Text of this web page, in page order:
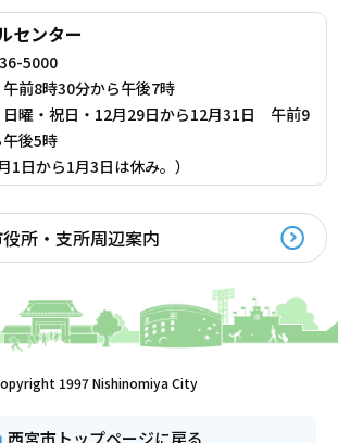
センター
5000
前8時30分から午後7時
日曜・祝日・12月29日から12月31日 午前9
後5時
1日から1月3日は休み。）
所・支所周辺案内
1997 Nishinomiya City
西宮市トップページに戻る